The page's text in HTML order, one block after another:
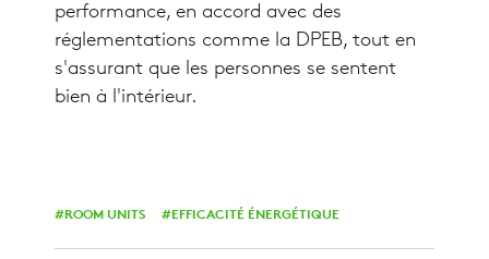
performance, en accord avec des
réglementations comme la DPEB, tout en
s'assurant que les personnes se sentent
bien à l'intérieur.
ROOM UNITS EFFICACITÉ ÉNERGÉTIQUE